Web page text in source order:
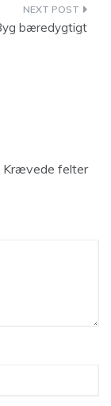
bæredygtigt
Krævede felter